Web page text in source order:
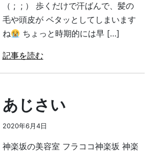
（ ; ; ） 歩くだけで汗ばんで、髪の
毛や頭皮が ベタッとしてしまいます
ね
ちょっと時期的には早 […]
記事を読む
あじさい
2020年6月4日
神楽坂の美容室 フラココ神楽坂 神楽